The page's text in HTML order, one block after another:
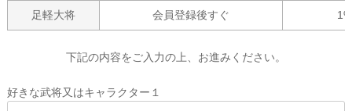
足軽大将 会員登録後すぐ 1%
下記の内容をご入力の上、お進みください。
好きな武将又はキャラクター１